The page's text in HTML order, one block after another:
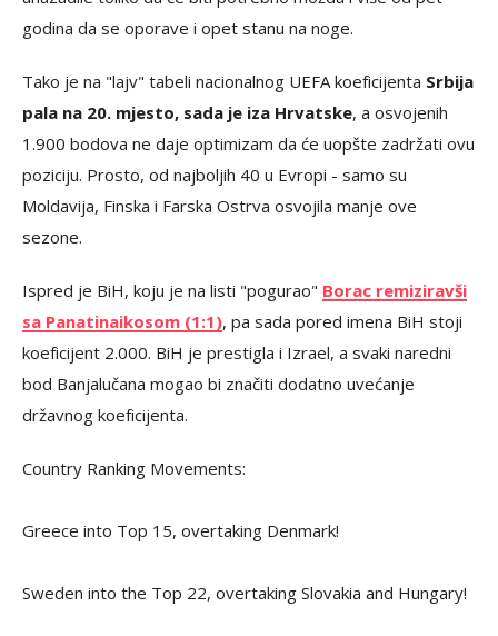
godina da se oporave i opet stanu na noge.
Tako je na "lajv" tabeli nacionalnog UEFA koeficijenta Srbija
pala na 20. mjesto, sada je iza Hrvatske, a osvojenih
1.900 bodova ne daje optimizam da će uopšte zadržati ovu
poziciju. Prosto, od najboljih 40 u Evropi - samo su
Moldavija, Finska i Farska Ostrva osvojila manje ove
sezone.
Ispred je BiH, koju je na listi "pogurao" Borac remiziravši
sa Panatinaikosom (1:1), pa sada pored imena BiH stoji
koeficijent 2.000. BiH je prestigla i Izrael, a svaki naredni
bod Banjalučana mogao bi značiti dodatno uvećanje
državnog koeficijenta.
Country Ranking Movements:
Greece into Top 15, overtaking Denmark!
Sweden into the Top 22, overtaking Slovakia and Hungary!